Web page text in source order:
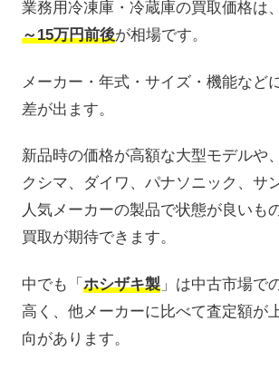
業務用冷凍庫・冷蔵庫の買取価格は
～15万円前後が相場です。
メーカー・年式・サイズ・機能など
差が出ます。
新品時の価格が高額な大型モデルや
クシマ、ダイワ、パナソニック、サ
人気メーカーの製品で状態が良いも
買取が期待できます。
中でも「ホシザキ製」は中古市場で
高く、他メーカーに比べて査定額が
向があります。